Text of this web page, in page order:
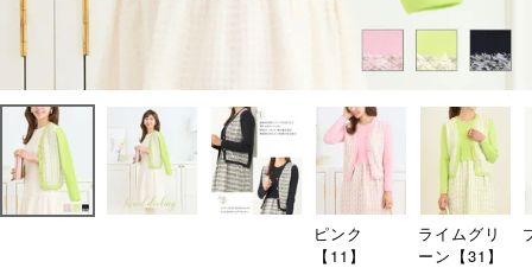
ピンク
【11】
ライムグリ
ーン【31】